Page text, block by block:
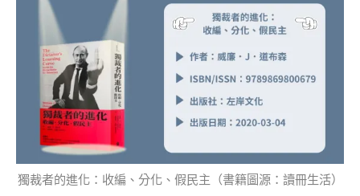
獨裁者的進化：收編、分化、假民主（書籍圖源：讀冊生活）